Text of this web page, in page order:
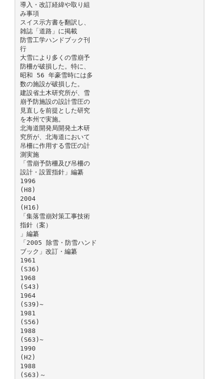
導入・改訂経緯や取り組
み事項
スイス示方書を翻訳し、
雑誌「道路」に掲載
防雪工学ハンドブック刊
行
大雪により多くの雪崩予
防柵が破損した。特に、
昭和 56 年豪雪時には多
数の施設が破損した。
建設省土木研究所が、雪
崩予防施設の設計雪圧の
見直しを前提とした研究
を本州で実施。
北海道開発局開発土木研
究所が、北海道において
吊柵に作用する雪圧の計
測実施
「雪崩予防柵及び吊柵の
設計・設置指針」編纂
1996
(H8)
2004
(H16)
「集落雪崩対策工事技術
指針（案）
」編纂
「2005 除雪・防雪ハンド
ブック」改訂・編纂
1961
(S36)
1968
(S43)
1964
(S39)~
1981
(S56)
1988
(S63)~
1990
(H2)
1988
(S63)～